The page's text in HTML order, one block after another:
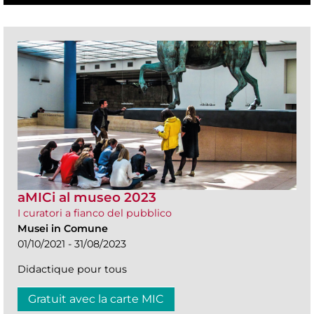
aMICi al museo 2023
I curatori a fianco del pubblico
Musei in Comune
01/10/2021 - 31/08/2023
Didactique pour tous
Gratuit avec la carte MIC